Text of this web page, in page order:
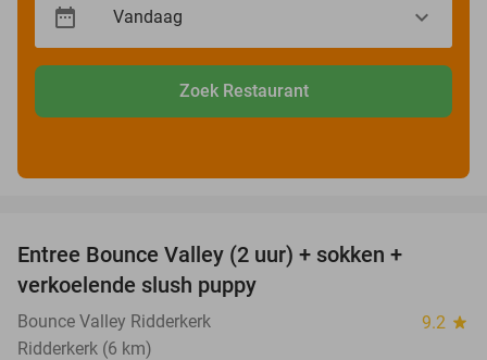
Zoek Restaurant
Entree Bounce Valley (2 uur) + sokken +
verkoelende slush puppy
Bounce Valley Ridderkerk 9.2 star
Ridderkerk (6 km)